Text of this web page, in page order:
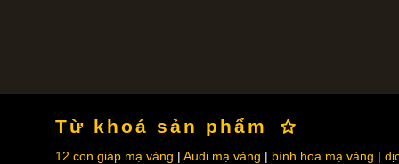
Từ khoá sản phẩm
12 con giáp mạ vàng Audi mạ vàng bình hoa mạ vàng